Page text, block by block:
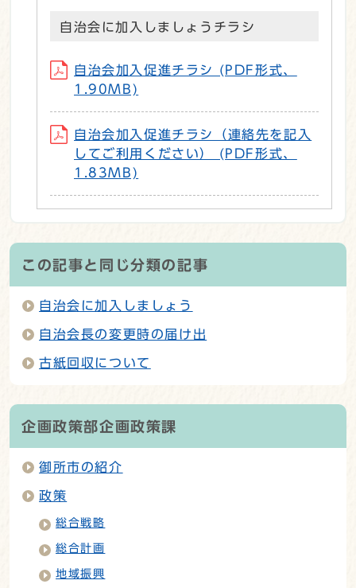
自治会に加入しましょうチラシ
自治会加入促進チラシ (PDF形式、
1.90MB)
自治会加入促進チラシ（連絡先を記入
してご利用ください） (PDF形式、
1.83MB)
この記事と同じ分類の記事
自治会に加入しましょう
自治会長の変更時の届け出
古紙回収について
企画政策部企画政策課
御所市の紹介
政策
総合戦略
総合計画
地域振興